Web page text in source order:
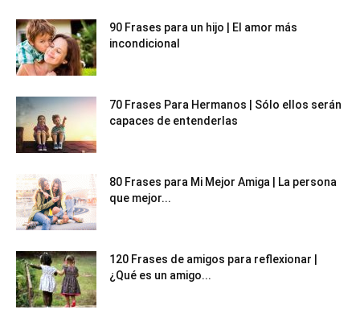
90 Frases para un hijo | El amor más
incondicional
70 Frases Para Hermanos | Sólo ellos serán
capaces de entenderlas
80 Frases para Mi Mejor Amiga | La persona
que mejor...
120 Frases de amigos para reflexionar |
¿Qué es un amigo...